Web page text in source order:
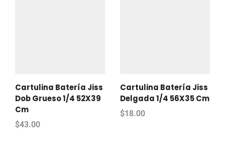
Cartulina Batería Jiss
Dob Grueso 1/4 52X39
Cm
$43.00
Cartulina Batería Jiss
Delgada 1/4 56X35 Cm
$18.00